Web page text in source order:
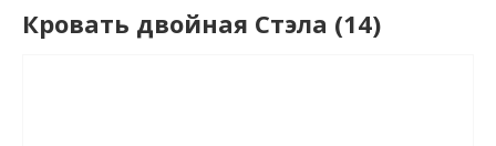
Кровать двойная Стэла (14)